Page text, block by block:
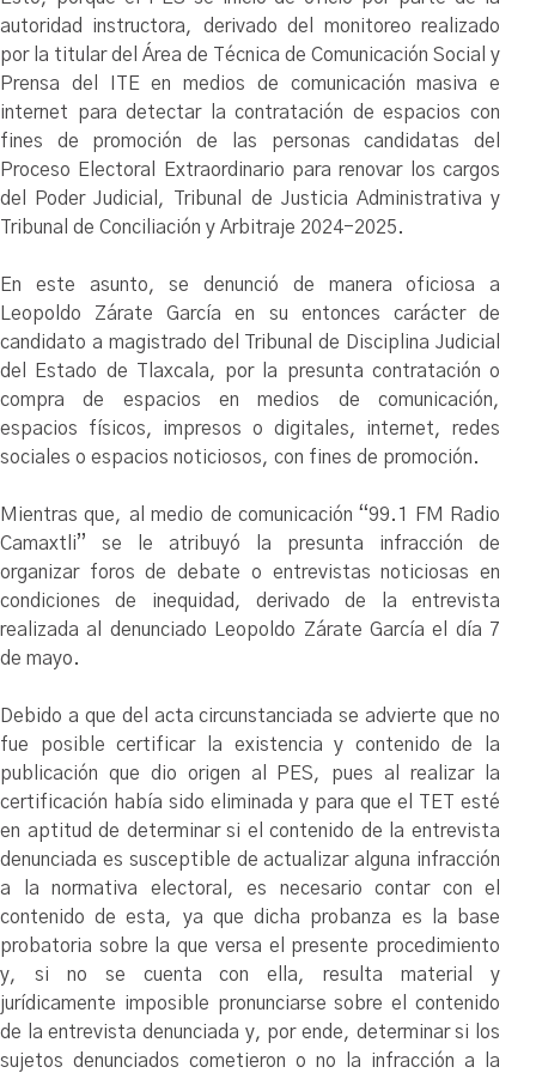
autoridad instructora, derivado del monitoreo realizado
por la titular del Área de Técnica de Comunicación Social y
Prensa del ITE en medios de comunicación masiva e
internet para detectar la contratación de espacios con
fines de promoción de las personas candidatas del
Proceso Electoral Extraordinario para renovar los cargos
del Poder Judicial, Tribunal de Justicia Administrativa y
Tribunal de Conciliación y Arbitraje 2024-2025.
En este asunto, se denunció de manera oficiosa a
Leopoldo Zárate García en su entonces carácter de
candidato a magistrado del Tribunal de Disciplina Judicial
del Estado de Tlaxcala, por la presunta contratación o
compra de espacios en medios de comunicación,
espacios físicos, impresos o digitales, internet, redes
sociales o espacios noticiosos, con fines de promoción.
Mientras que, al medio de comunicación “99.1 FM Radio
Camaxtli” se le atribuyó la presunta infracción de
organizar foros de debate o entrevistas noticiosas en
condiciones de inequidad, derivado de la entrevista
realizada al denunciado Leopoldo Zárate García el día 7
de mayo.
Debido a que del acta circunstanciada se advierte que no
fue posible certificar la existencia y contenido de la
publicación que dio origen al PES, pues al realizar la
certificación había sido eliminada y para que el TET esté
en aptitud de determinar si el contenido de la entrevista
denunciada es susceptible de actualizar alguna infracción
a la normativa electoral, es necesario contar con el
contenido de esta, ya que dicha probanza es la base
probatoria sobre la que versa el presente procedimiento
y, si no se cuenta con ella, resulta material y
jurídicamente imposible pronunciarse sobre el contenido
de la entrevista denunciada y, por ende, determinar si los
sujetos denunciados cometieron o no la infracción a la